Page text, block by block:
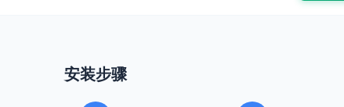
安装步骤